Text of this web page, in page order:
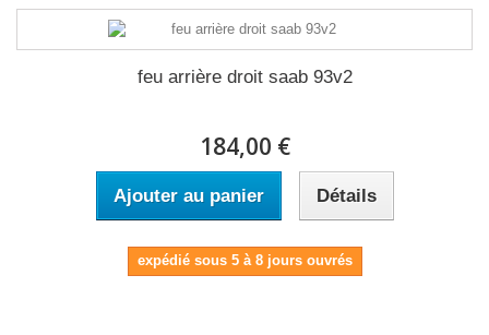
feu arrière droit saab 93v2
184,00 €
Ajouter au panier Détails
expédié sous 5 à 8 jours ouvrés